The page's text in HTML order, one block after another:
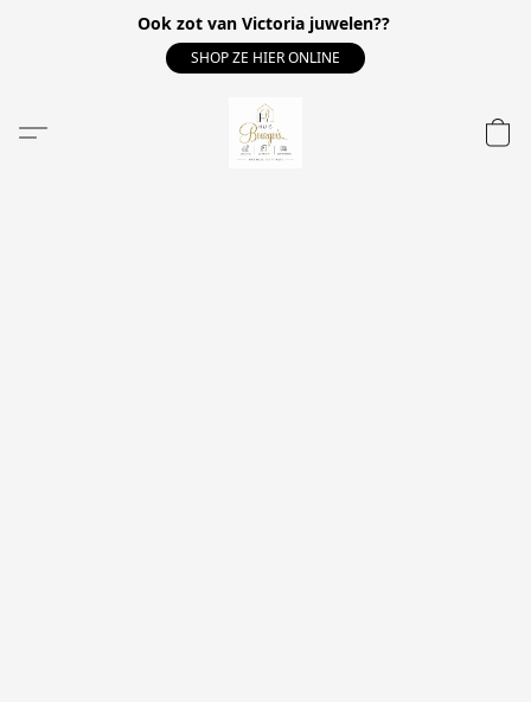
Ook zot van Victoria juwelen??
SHOP ZE HIER ONLINE